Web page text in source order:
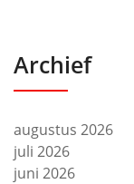
Archief
augustus 2026
juli 2026
juni 2026